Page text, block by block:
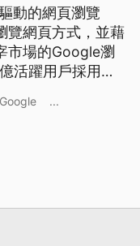
動的網頁瀏覽
覽網頁方式，並藉
市場的Google瀏
活躍用戶採用
Google ...